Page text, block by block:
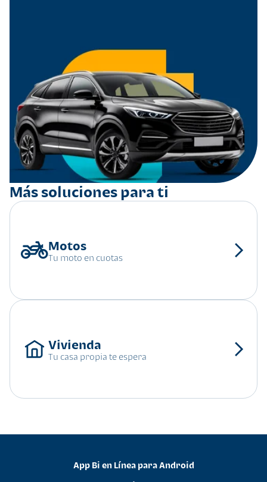
Más soluciones para ti
Tu moto en cuotas
Tu casa propia te espera
App Bi en Línea para Android